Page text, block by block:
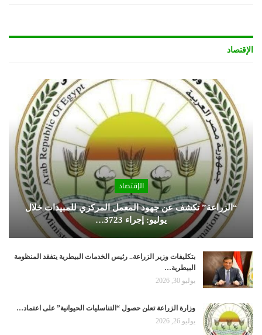
الإقتصاد
الإقتصاد
“الزراعة” تكشف عن جهود المعمل المركزي للمبيدات خلال
يوليو: إجراء 3723…
بتكليفات وزير الزراعة.. رئيس الخدمات البيطرية يتفقد المنظومة
البيطرية…
يوليو 30, 2026
وزارة الزراعة تعلن حصول “التناسليات الحيوانية” على اعتماد…
يوليو 26, 2026